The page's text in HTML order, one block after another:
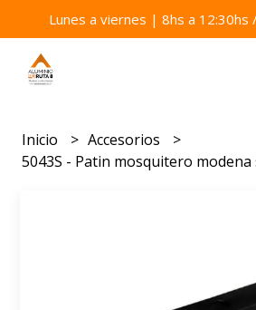
Lunes a viernes | 8hs a 12:30hs
Inicio
Accesorios
5043S - Patin mosquitero